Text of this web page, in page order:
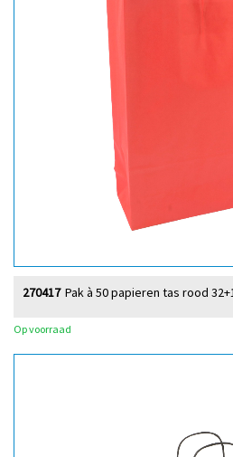
Pak à 50 papieren tas rood
270417
Op voorraad